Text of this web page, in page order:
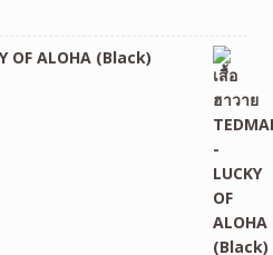
OF ALOHA (Black)